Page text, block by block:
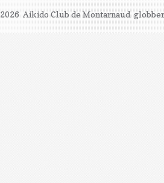
2026 Aikido Club de Montarnaud